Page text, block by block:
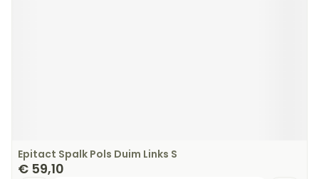
Epitact Spalk Pols Duim Links S
€ 59,10